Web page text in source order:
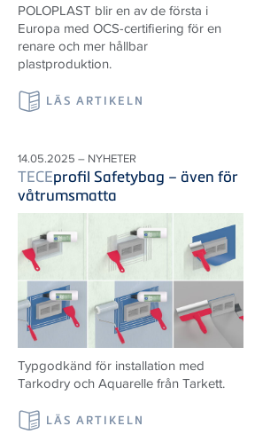
POLOPLAST blir en av de första i
Europa med OCS-certifiering för en
renare och mer hållbar
plastproduktion.
LÄS ARTIKELN
14.05.2025 – NYHETER
TECEprofil Safetybag – även för
våtrumsmatta
Typgodkänd för installation med
Tarkodry och Aquarelle från Tarkett.
LÄS ARTIKELN